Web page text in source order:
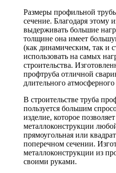
Размеры профильной
сечение. Благодаря этому
выдерживать большие
толщине она имеет
(как динамическим, так и
использовать на самых
строительства.
профтруба отличной
длительного атмосферного
В строительстве труба
пользуется большим
изделие, которое
металлоконструкции
прямоугольная или
поперечном сечении.
металлоконструкции из
своими руками.